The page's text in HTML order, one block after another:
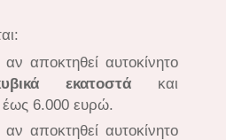
αν αποκτηθεί αυτοκίνητο
εκατοστά και
έως 6.000 ευρώ.
αν αποκτηθεί αυτοκίνητο